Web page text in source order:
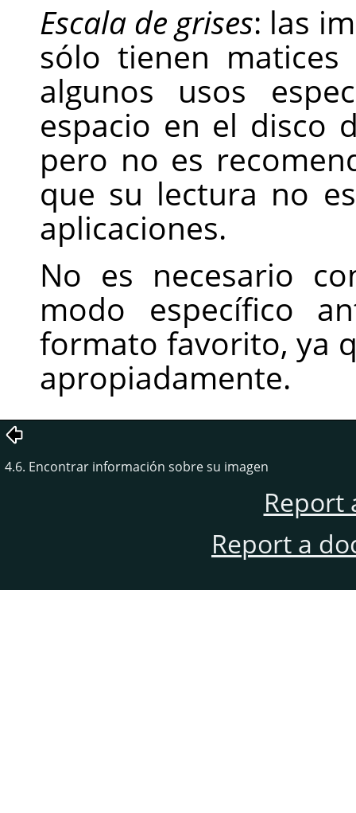
Escala de grises: las
sólo tienen
algunos usos
espacio en el disco
pero no es
que su lectura no
aplicaciones.
No es necesario
modo específico
formato favorito, ya
apropiadamente.
4.6. Encontrar información sobre su imagen
Report
Report a